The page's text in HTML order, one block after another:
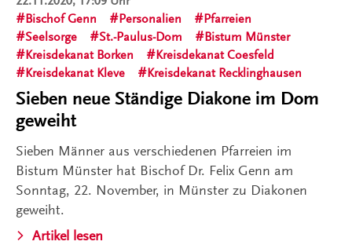
Bischof Genn
Personalien
Pfarreien
Seelsorge
St.-Paulus-Dom
Bistum Münster
Kreisdekanat Borken
Kreisdekanat Coesfeld
Kreisdekanat Kleve
Kreisdekanat Recklinghausen
Sieben neue Ständige Diakone im Dom
geweiht
Sieben Männer aus verschiedenen Pfarreien im
Bistum Münster hat Bischof Dr. Felix Genn am
Sonntag, 22. November, in Münster zu Diakonen
geweiht.
Artikel lesen